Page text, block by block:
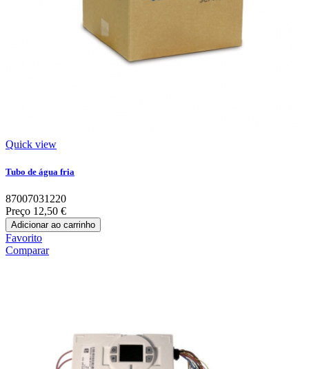
Quick view
Tubo de água fria
87007031220
Preço 12,50 €
Adicionar ao carrinho
Favorito
Comparar